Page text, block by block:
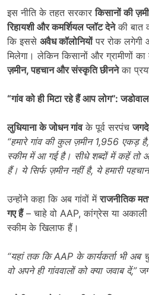
इस नीति के तहत सरकारकिसानों की
रिहायशी और कमर्शियल प्लॉट देनेकी बात
कि इससे अवैध कॉलोनियोंपर रोक
मिलेगा। लेकिन किसानों और ग्रामीणों
ज़मीन,पहचान और संस्कृति छीननेका
“गांव को ही मिटा रहे हैं आप लोग”:
लुधियाना के जोधन गांवके पूर्व सरपंच
“हमारे गांव की कुल ज़मीन1,956 एकड़ है,
स्कीम में आ गई है। सीधे शब्दों में कहें तो
हैं। ये सिर्फ ज़मीन नहीं है, ये हमारी
उन्होंने कहा कि अब गांवों मेंराजनीतिक
गए हैं– चाहे वो AAP, कांग्रेस या
स्कीम के खिलाफ हैं।
“यहां तक किAAP के कार्यकर्ता भी अब
वो अपने ही गांववालों को क्या जवाब दें,”